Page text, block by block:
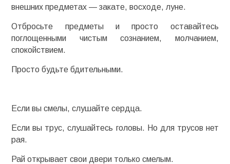
внешних предметах — закате, восходе, луне.
Отбросьте предметы и просто оставайтесь
поглощенными чистым сознанием, молчанием,
спокойствием.
Просто будьте бдительными.
Если вы смелы, слушайте сердца.
Если вы трус, слушайтесь головы. Но для трусов нет
рая.
Рай открывает свои двери только смелым.